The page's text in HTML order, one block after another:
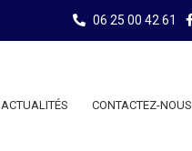
06 25 00 42 61
ACTUALITÉS CONTACTEZ-NOUS